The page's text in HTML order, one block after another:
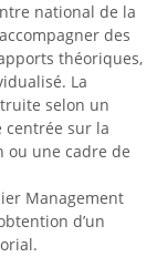
national de la
des
théoriques,
La
selon un
centrée sur la
ou une cadre de
Management
d’un